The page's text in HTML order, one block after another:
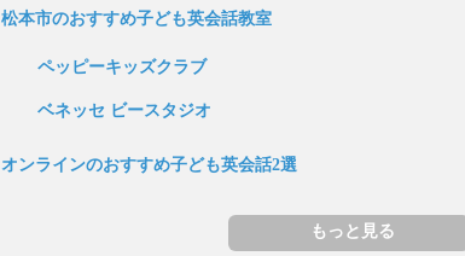
松本市のおすすめ子ども英会話教室
ペッピーキッズクラブ
ベネッセ ビースタジオ
オンラインのおすすめ子ども英会話2選